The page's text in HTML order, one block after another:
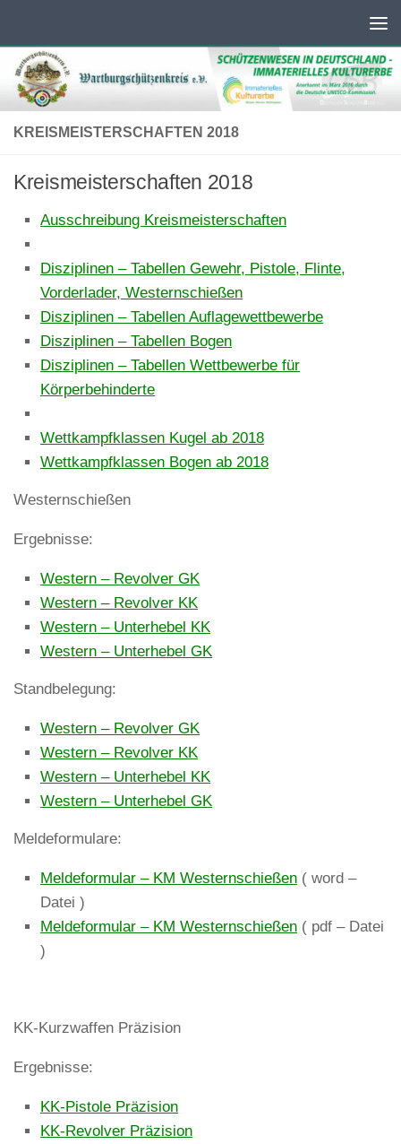
KREISMEISTERSCHAFTEN 2018
Kreismeisterschaften 2018
Ausschreibung Kreismeisterschaften
Disziplinen – Tabellen Gewehr, Pistole, Flinte,
Vorderlader, Westernschießen
Disziplinen – Tabellen Auflagewettbewerbe
Disziplinen – Tabellen Bogen
Disziplinen – Tabellen Wettbewerbe für
Körperbehinderte
Wettkampfklassen Kugel ab 2018
Wettkampfklassen Bogen ab 2018
Westernschießen
Ergebnisse:
Western – Revolver GK
Western – Revolver KK
Western – Unterhebel KK
Western – Unterhebel GK
Standbelegung:
Western – Revolver GK
Western – Revolver KK
Western – Unterhebel KK
Western – Unterhebel GK
Meldeformulare:
Meldeformular – KM Westernschießen ( word –
Datei )
Meldeformular – KM Westernschießen ( pdf – Datei
)
KK-Kurzwaffen Präzision
Ergebnisse:
KK-Pistole Präzision
KK-Revolver Präzision